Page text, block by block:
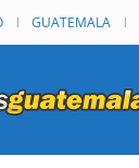
GUATEMALA